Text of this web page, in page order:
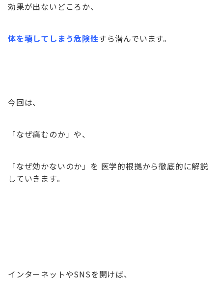
効果が出ないどころか、
体を壊してしまう危険性すら潜んでいます。
今回は、
「なぜ痛むのか」や、
「なぜ効かないのか」を 医学的根拠から徹底的に解説
していきます。
インターネットやSNSを開けば、